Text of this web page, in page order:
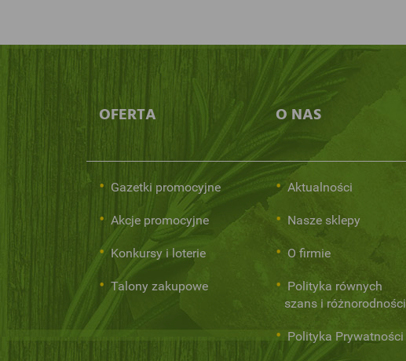
OFERTA
Gazetki promocyjne
Akcje promocyjne
Konkursy i loterie
Talony zakupowe
O NAS
Aktualności
Nasze sklepy
O firmie
Polityka równych
szans i różnorodności
Polityka Prywatności